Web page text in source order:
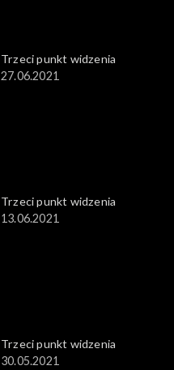
Trzeci punkt widzenia
27.06.2021
Trzeci punkt widzenia
13.06.2021
Trzeci punkt widzenia
30.05.2021